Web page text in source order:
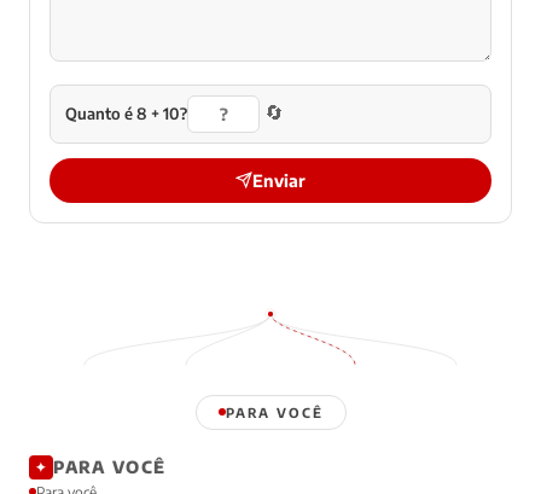
Quanto é 8 + 10? 🔄
Enviar
PARA VOCÊ
✦ PARA VOCÊ